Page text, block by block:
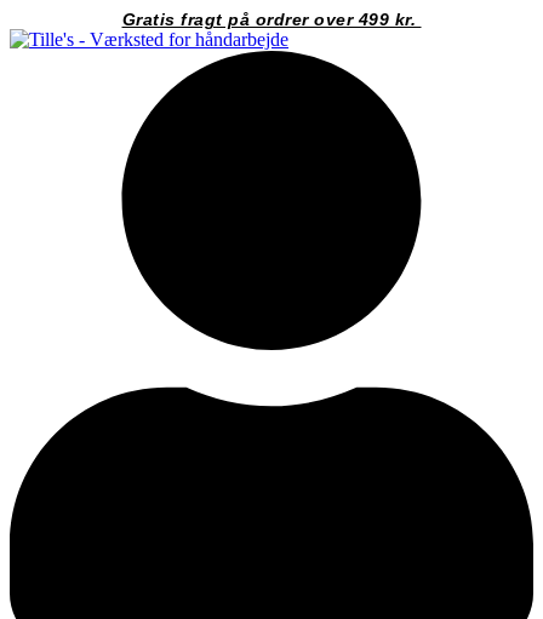
til
Gratis fragt på ordrer over 499 kr.